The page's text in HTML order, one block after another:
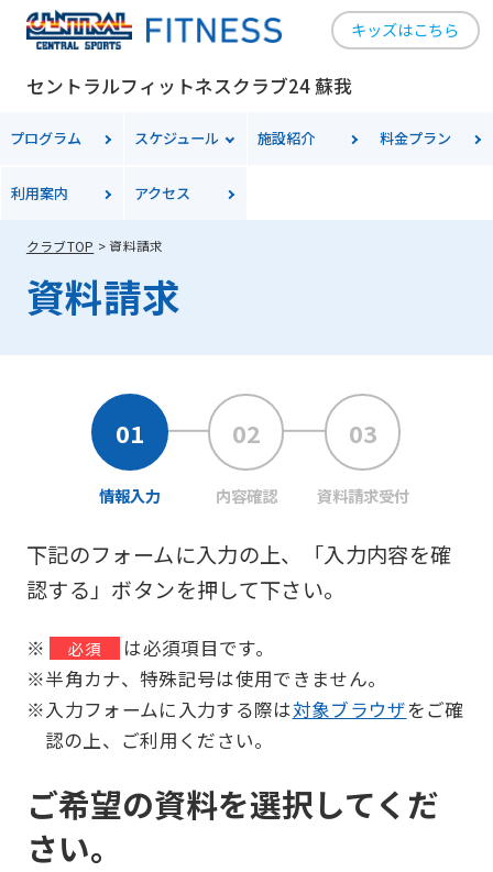
キッズはこちら
セントラルフィットネスクラブ24 蘇我
プログラム スケジュール 施設紹介 料金プラン
利用案内 アクセス
クラブTOP 資料請求
資料請求
情報入力 内容確認 資料請求受付
下記のフォームに入力の上、「入力内容を確
認する」ボタンを押して下さい。
※ 必須
は必須項目です。
※半角カナ、特殊記号は使用できません。
※入力フォームに入力する際は対象ブラウザをご確
認の上、ご利用ください。
ご希望の資料を選択してくだ
さい。